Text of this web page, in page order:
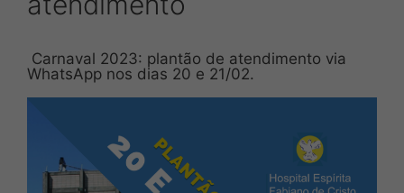
Carnaval 2023: plantão de atendimento via
WhatsApp nos dias 20 e 21/02.